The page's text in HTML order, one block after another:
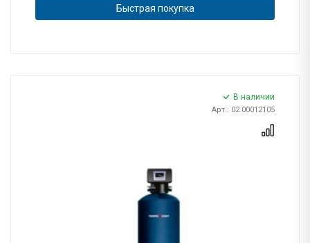
Быстрая покупка
В наличии
Арт.: 02.00012105